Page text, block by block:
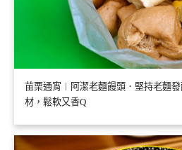
苗栗通宵︱阿潔老麵饅頭．堅持老麵
材，鬆軟又香Q